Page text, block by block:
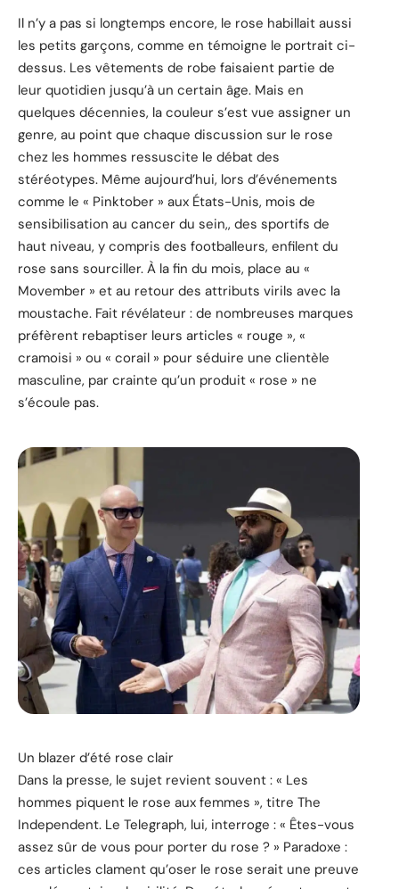
Il n’y a pas si longtemps encore, le rose habillait aussi
les petits garçons, comme en témoigne le portrait ci-
dessus. Les vêtements de robe faisaient partie de
leur quotidien jusqu’à un certain âge. Mais en
quelques décennies, la couleur s’est vue assigner un
genre, au point que chaque discussion sur le rose
chez les hommes ressuscite le débat des
stéréotypes. Même aujourd’hui, lors d’événements
comme le « Pinktober » aux États-Unis, mois de
sensibilisation au cancer du sein,, des sportifs de
haut niveau, y compris des footballeurs, enfilent du
rose sans sourciller. À la fin du mois, place au «
Movember » et au retour des attributs virils avec la
moustache. Fait révélateur : de nombreuses marques
préfèrent rebaptiser leurs articles « rouge », «
cramoisi » ou « corail » pour séduire une clientèle
masculine, par crainte qu’un produit « rose » ne
s’écoule pas.
Un blazer d’été rose clair
Dans la presse, le sujet revient souvent : « Les
hommes piquent le rose aux femmes », titre The
Independent. Le Telegraph, lui, interroge : « Êtes-vous
assez sûr de vous pour porter du rose ? » Paradoxe :
ces articles clament qu’oser le rose serait une preuve